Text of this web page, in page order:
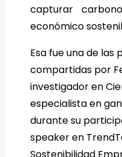
capturar
económico
Esa fue una de las
compartidas por
investigador en
especialista en
durante su
speaker en
Sostenibilidad